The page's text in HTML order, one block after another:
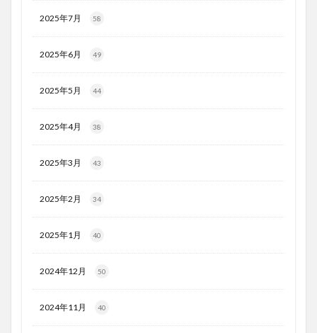
2025年7月 58
2025年6月 49
2025年5月 44
2025年4月 38
2025年3月 43
2025年2月 34
2025年1月 40
2024年12月 50
2024年11月 40